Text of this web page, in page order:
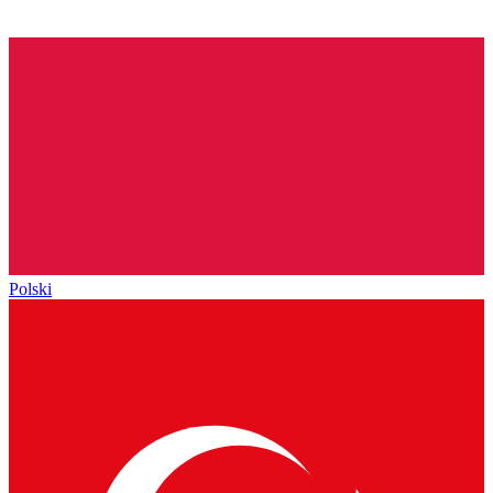
Polski